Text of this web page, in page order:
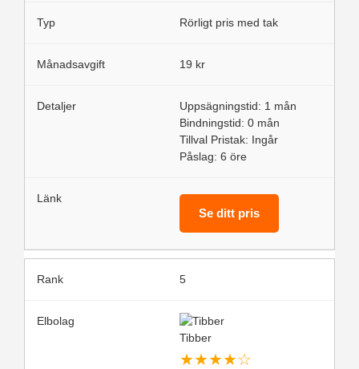
Rörligt pris med tak
19 kr
Uppsägningstid: 1 mån
Bindningstid: 0 mån
Tillval Pristak: Ingår
Påslag: 6 öre
Se ditt pris
5
Tibber
★★★★☆